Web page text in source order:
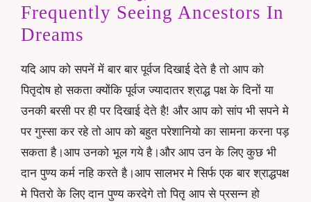
Frequently Seeing Ancestors In
Dreams
यदि आप को सपनें में बार बार पूर्वज दिखाई देते है तो आप को
पितृदोष हो सकता क्योंकि पूर्वज ज्यादातर श्राद्ध पक्ष के दिनों या
उनकी बरसी पर ही पर दिखाई देते है! और आप को सांप भी सपने मे
पर गुस्सा कर रहे तो आप को बहुत परेशानियो का सामना करना पड़
सकता है।आप उनको भूल गये है।और आप उन के लिए कुछ भी
दान पुण्य कर्म नहि करते है।आप सालभर मे सिर्फ एक बार श्राद्धपक्ष
मे पितरो के लिए दान पुण्य करदेगे तो पितृ आप से प्रसन्न हो